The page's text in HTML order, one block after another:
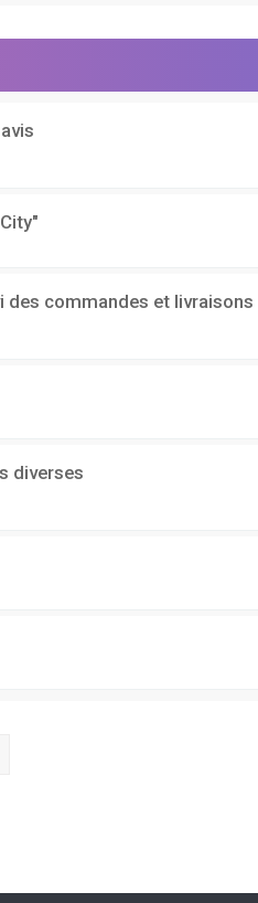
des commandes et livraisons
diverses